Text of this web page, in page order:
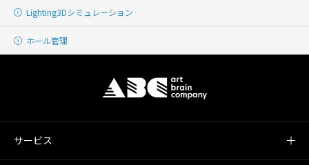
Lighting3Dシミュレーション
ホール管理
サービス